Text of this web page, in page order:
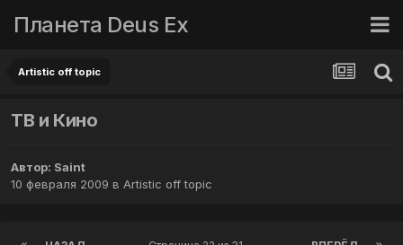
Планета Deus Ex
Artistic off topic
ТВ и Кино
Автор: Saint
10 февраля 2009 в Artistic off topic